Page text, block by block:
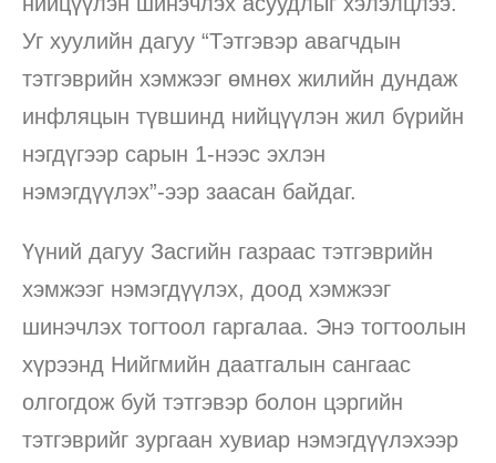
Уг хуулийн дагуу “Тэтгэвэр авагчдын
тэтгэврийн хэмжээг өмнөх жилийн дундаж
инфляцын түвшинд нийцүүлэн жил бүрийн
нэгдүгээр сарын 1-нээс эхлэн
нэмэгдүүлэх”-ээр заасан байдаг.
Үүний дагуу Засгийн газраас тэтгэврийн
хэмжээг нэмэгдүүлэх, доод хэмжээг
шинэчлэх тогтоол гаргалаа. Энэ тогтоолын
хүрээнд Нийгмийн даатгалын сангаас
олгогдож буй тэтгэвэр болон цэргийн
тэтгэврийг зургаан хувиар нэмэгдүүлэхээр